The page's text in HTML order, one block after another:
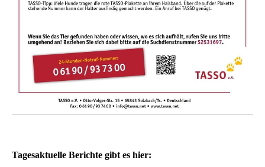
Tagesaktuelle Berichte gibt es hier: